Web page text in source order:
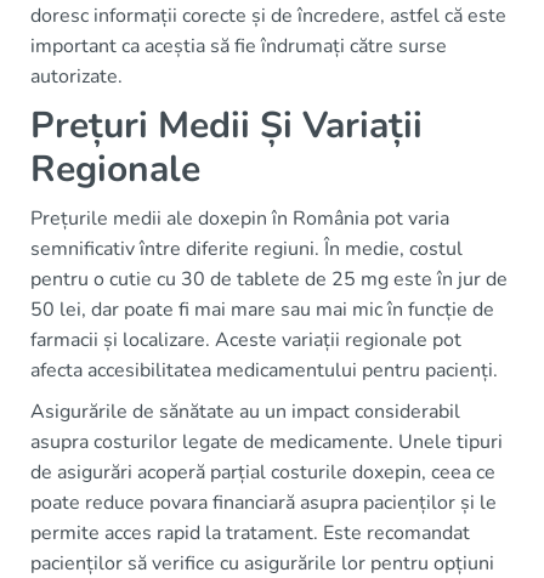
doresc informații corecte și de încredere, astfel că este
important ca aceștia să fie îndrumați către surse
autorizate.
Prețuri Medii Și Variații
Regionale
Prețurile medii ale doxepin în România pot varia
semnificativ între diferite regiuni. În medie, costul
pentru o cutie cu 30 de tablete de 25 mg este în jur de
50 lei, dar poate fi mai mare sau mai mic în funcție de
farmacii și localizare. Aceste variații regionale pot
afecta accesibilitatea medicamentului pentru pacienți.
Asigurările de sănătate au un impact considerabil
asupra costurilor legate de medicamente. Unele tipuri
de asigurări acoperă parțial costurile doxepin, ceea ce
poate reduce povara financiară asupra pacienților și le
permite acces rapid la tratament. Este recomandat
pacienților să verifice cu asigurările lor pentru opțiuni